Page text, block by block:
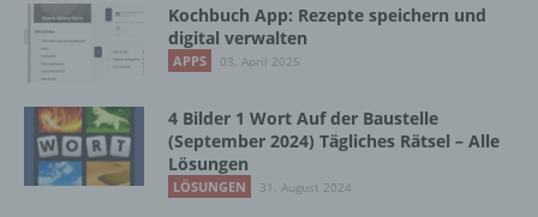
Kochbuch App: Rezepte speichern und
digital verwalten
APPS 03. April 2025
4 Bilder 1 Wort Auf der Baustelle
(September 2024) Tägliches Rätsel – Alle
Lösungen
LÖSUNGEN 31. August 2024
lesbar und verständlich sein. Um dies zu
gewährleisten, möchten wir vorab die verwendeten
Begrifflichkeiten erläutern.
Wir verwenden in dieser Datenschutzerklärung
unter anderem die folgenden Begriffe: